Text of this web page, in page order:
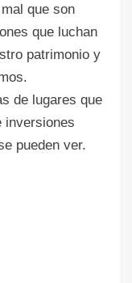
que son
que luchan
patrimonio y
de lugares que
inversiones
pueden ver.